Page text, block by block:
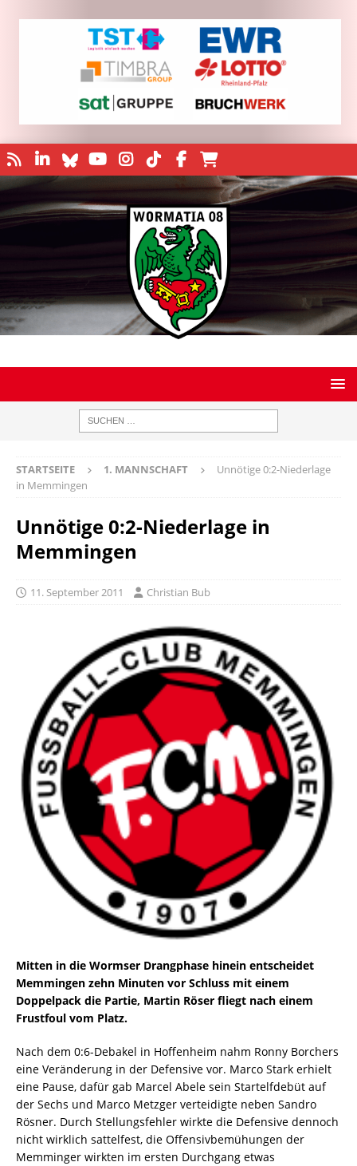
STARTSEITE 1. MANNSCHAFT
Unnötige 0:2-Niederlage
in Memmingen
Unnötige 0:2-Niederlage in
Memmingen
11. September 2011 Christian Bub
Mitten in die Wormser Drangphase hinein entscheidet
Memmingen zehn Minuten vor Schluss mit einem
Doppelpack die Partie, Martin Röser fliegt nach einem
Frustfoul vom Platz.
Nach dem 0:6-Debakel in Hoffenheim nahm Ronny Borchers
eine Veränderung in der Defensive vor. Marco Stark erhielt
eine Pause, dafür gab Marcel Abele sein Startelfdebüt auf
der Sechs und Marco Metzger verteidigte neben Sandro
Rösner. Durch Stellungsfehler wirkte die Defensive dennoch
nicht wirklich sattelfest, die Offensivbemühungen der
Memminger wirkten im ersten Durchgang etwas